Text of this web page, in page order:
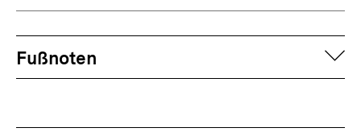
Fussnoten
Fußnoten